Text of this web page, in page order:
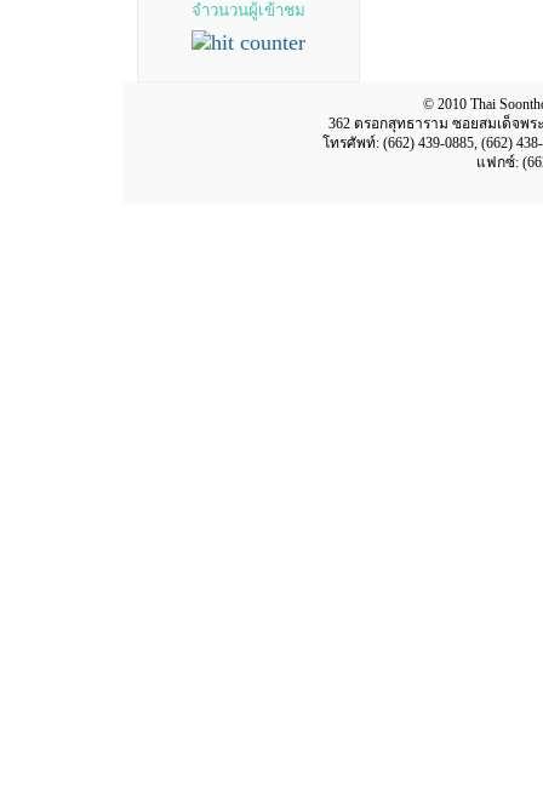
จำวนวนผู้เข้าชม
© 2010 Thai
362 ตรอกสุทธาราม ซอยสมเด็จพร
โทรศัพท์: (662) 439-0885, (662)
แฟกซ์: